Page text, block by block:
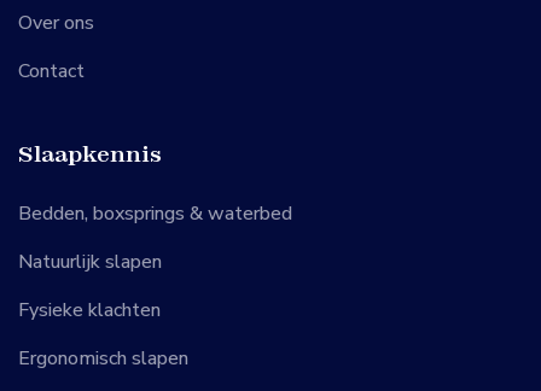
Over ons
Contact
Slaapkennis
Bedden, boxsprings & waterbed
Natuurlijk slapen
Fysieke klachten
Ergonomisch slapen